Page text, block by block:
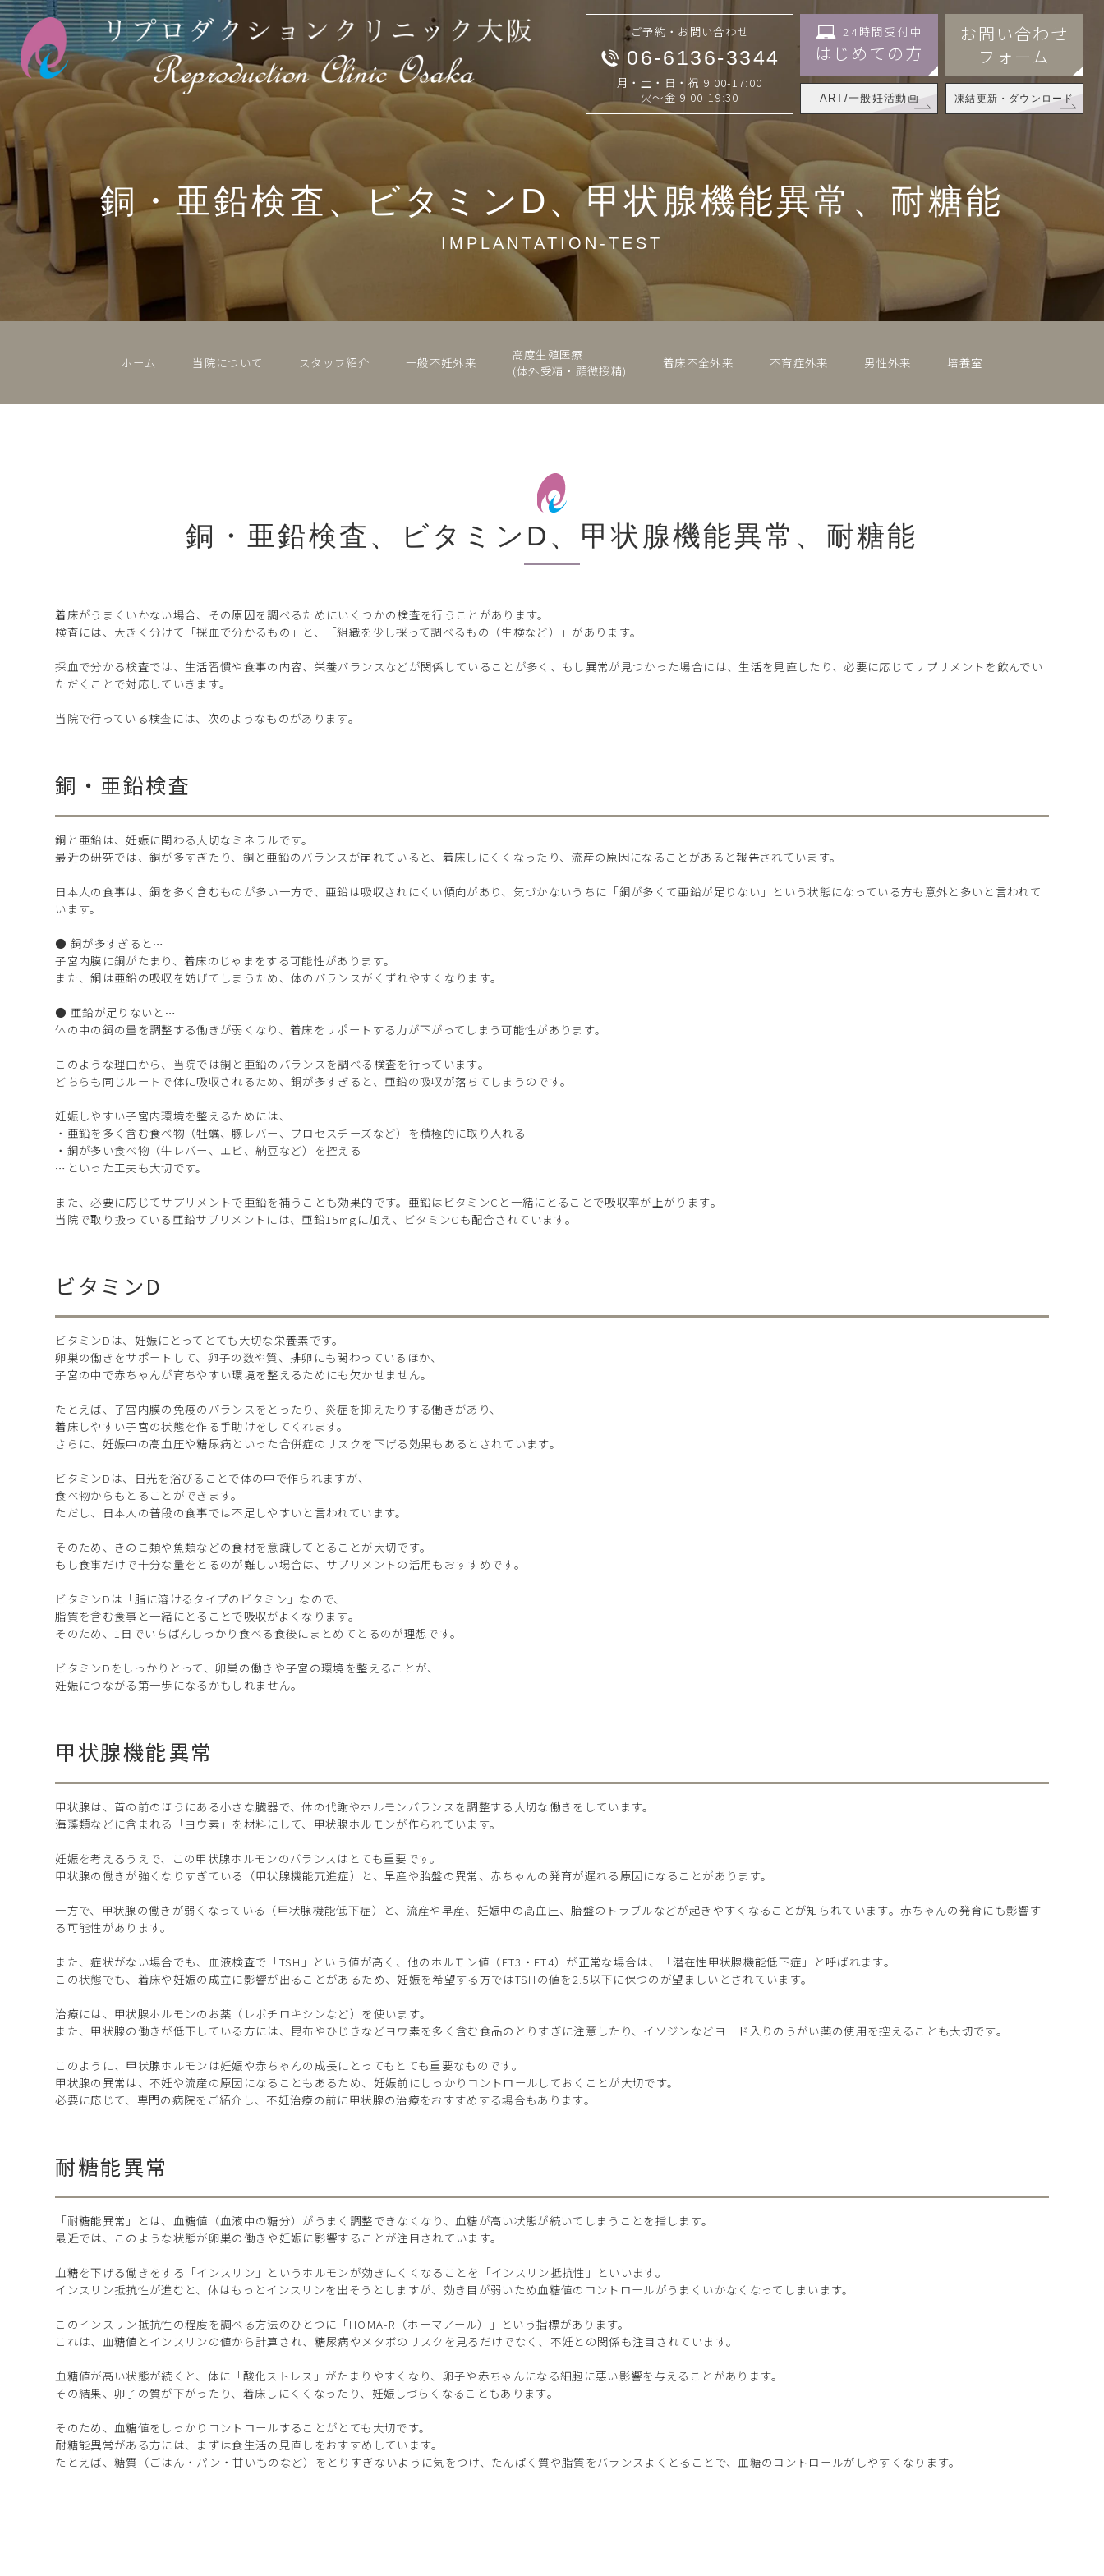
ご予約・お問い合わせ
06-6136-3344
月・土・日・祝 9:00-17:00
火～金 9:00-19:30
24時間受付中
はじめての方
ART/一般妊活動画
お問い合わせ
フォーム
凍結更新・ダウンロード
銅・亜鉛検査、ビタミンD、甲状腺機能異常、耐糖能
IMPLANTATION-TEST
ホーム 当院について スタッフ紹介 一般不妊外来
高度生殖医療
(体外受精・顕微授精)
着床不全外来 不育症外来 男性外来 培養室
銅・亜鉛検査、ビタミンD、甲状腺機能異常、耐糖能
着床がうまくいかない場合、その原因を調べるためにいくつかの検査を行うことがあります。
検査には、大きく分けて「採血で分かるもの」と、「組織を少し採って調べるもの（生検など）」があります。
採血で分かる検査では、生活習慣や食事の内容、栄養バランスなどが関係していることが多く、もし異常が見つかった場合には、生活を見直したり、必要に応じてサプリメントを飲んでい
ただくことで対応していきます。
当院で行っている検査には、次のようなものがあります。
銅・亜鉛検査
銅と亜鉛は、妊娠に関わる大切なミネラルです。
最近の研究では、銅が多すぎたり、銅と亜鉛のバランスが崩れていると、着床しにくくなったり、流産の原因になることがあると報告されています。
日本人の食事は、銅を多く含むものが多い一方で、亜鉛は吸収されにくい傾向があり、気づかないうちに「銅が多くて亜鉛が足りない」という状態になっている方も意外と多いと言われて
います。
● 銅が多すぎると…
子宮内膜に銅がたまり、着床のじゃまをする可能性があります。
また、銅は亜鉛の吸収を妨げてしまうため、体のバランスがくずれやすくなります。
● 亜鉛が足りないと…
体の中の銅の量を調整する働きが弱くなり、着床をサポートする力が下がってしまう可能性があります。
このような理由から、当院では銅と亜鉛のバランスを調べる検査を行っています。
どちらも同じルートで体に吸収されるため、銅が多すぎると、亜鉛の吸収が落ちてしまうのです。
妊娠しやすい子宮内環境を整えるためには、
・亜鉛を多く含む食べ物（牡蠣、豚レバー、プロセスチーズなど）を積極的に取り入れる
・銅が多い食べ物（牛レバー、エビ、納豆など）を控える
…といった工夫も大切です。
また、必要に応じてサプリメントで亜鉛を補うことも効果的です。亜鉛はビタミンCと一緒にとることで吸収率が上がります。
当院で取り扱っている亜鉛サプリメントには、亜鉛15mgに加え、ビタミンCも配合されています。
ビタミンD
ビタミンDは、妊娠にとってとても大切な栄養素です。
卵巣の働きをサポートして、卵子の数や質、排卵にも関わっているほか、
子宮の中で赤ちゃんが育ちやすい環境を整えるためにも欠かせません。
たとえば、子宮内膜の免疫のバランスをとったり、炎症を抑えたりする働きがあり、
着床しやすい子宮の状態を作る手助けをしてくれます。
さらに、妊娠中の高血圧や糖尿病といった合併症のリスクを下げる効果もあるとされています。
ビタミンDは、日光を浴びることで体の中で作られますが、
食べ物からもとることができます。
ただし、日本人の普段の食事では不足しやすいと言われています。
そのため、きのこ類や魚類などの食材を意識してとることが大切です。
もし食事だけで十分な量をとるのが難しい場合は、サプリメントの活用もおすすめです。
ビタミンDは「脂に溶けるタイプのビタミン」なので、
脂質を含む食事と一緒にとることで吸収がよくなります。
そのため、1日でいちばんしっかり食べる食後にまとめてとるのが理想です。
ビタミンDをしっかりとって、卵巣の働きや子宮の環境を整えることが、
妊娠につながる第一歩になるかもしれません。
甲状腺機能異常
甲状腺は、首の前のほうにある小さな臓器で、体の代謝やホルモンバランスを調整する大切な働きをしています。
海藻類などに含まれる「ヨウ素」を材料にして、甲状腺ホルモンが作られています。
妊娠を考えるうえで、この甲状腺ホルモンのバランスはとても重要です。
甲状腺の働きが強くなりすぎている（甲状腺機能亢進症）と、早産や胎盤の異常、赤ちゃんの発育が遅れる原因になることがあります。
一方で、甲状腺の働きが弱くなっている（甲状腺機能低下症）と、流産や早産、妊娠中の高血圧、胎盤のトラブルなどが起きやすくなることが知られています。赤ちゃんの発育にも影響す
る可能性があります。
また、症状がない場合でも、血液検査で「TSH」という値が高く、他のホルモン値（FT3・FT4）が正常な場合は、「潜在性甲状腺機能低下症」と呼ばれます。
この状態でも、着床や妊娠の成立に影響が出ることがあるため、妊娠を希望する方ではTSHの値を2.5以下に保つのが望ましいとされています。
治療には、甲状腺ホルモンのお薬（レボチロキシンなど）を使います。
また、甲状腺の働きが低下している方には、昆布やひじきなどヨウ素を多く含む食品のとりすぎに注意したり、イソジンなどヨード入りのうがい薬の使用を控えることも大切です。
このように、甲状腺ホルモンは妊娠や赤ちゃんの成長にとってもとても重要なものです。
甲状腺の異常は、不妊や流産の原因になることもあるため、妊娠前にしっかりコントロールしておくことが大切です。
必要に応じて、専門の病院をご紹介し、不妊治療の前に甲状腺の治療をおすすめする場合もあります。
耐糖能異常
「耐糖能異常」とは、血糖値（血液中の糖分）がうまく調整できなくなり、血糖が高い状態が続いてしまうことを指します。
最近では、このような状態が卵巣の働きや妊娠に影響することが注目されています。
血糖を下げる働きをする「インスリン」というホルモンが効きにくくなることを「インスリン抵抗性」といいます。
インスリン抵抗性が進むと、体はもっとインスリンを出そうとしますが、効き目が弱いため血糖値のコントロールがうまくいかなくなってしまいます。
このインスリン抵抗性の程度を調べる方法のひとつに「HOMA-R（ホーマアール）」という指標があります。
これは、血糖値とインスリンの値から計算され、糖尿病やメタボのリスクを見るだけでなく、不妊との関係も注目されています。
血糖値が高い状態が続くと、体に「酸化ストレス」がたまりやすくなり、卵子や赤ちゃんになる細胞に悪い影響を与えることがあります。
その結果、卵子の質が下がったり、着床しにくくなったり、妊娠しづらくなることもあります。
そのため、血糖値をしっかりコントロールすることがとても大切です。
耐糖能異常がある方には、まずは食生活の見直しをおすすめしています。
たとえば、糖質（ごはん・パン・甘いものなど）をとりすぎないように気をつけ、たんぱく質や脂質をバランスよくとることで、血糖のコントロールがしやすくなります。